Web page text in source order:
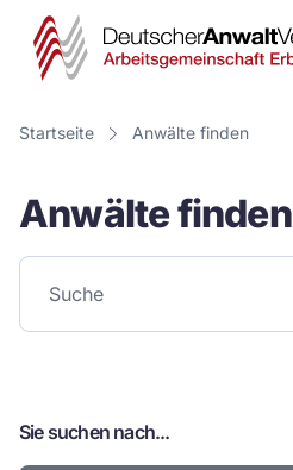
Startseite Anwälte finden
Anwälte finden
Sie suchen nach...